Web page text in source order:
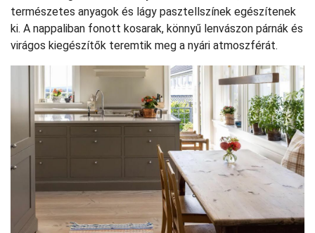
természetes anyagok és lágy pasztellszínek egészítenek
ki. A nappaliban fonott kosarak, könnyű lenvászon párnák és
virágos kiegészítők teremtik meg a nyári atmoszférát.